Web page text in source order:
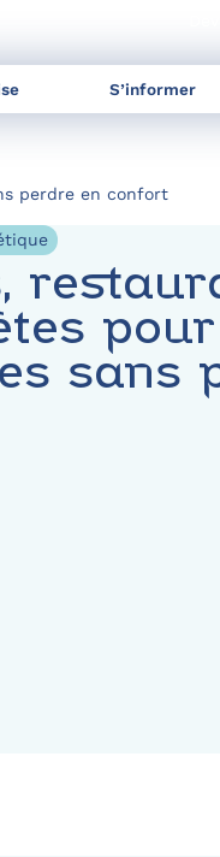
S’informer
perdre en confort
sans